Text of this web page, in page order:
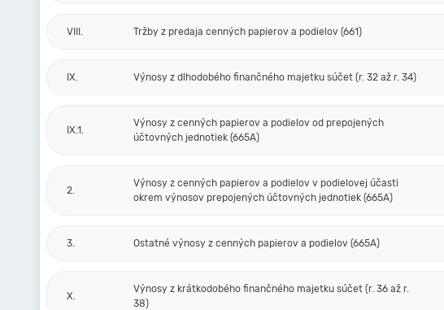
VIII. Tržby z predaja cenných papierov a podielov (661)
IX. Výnosy z dlhodobého finančného majetku súčet (r. 32 až r. 34)
IX.1.
Výnosy z cenných papierov a podielov od prepojených
účtovných jednotiek (665A)
2.
Výnosy z cenných papierov a podielov v podielovej účasti
okrem výnosov prepojených účtovných jednotiek (665A)
3. Ostatné výnosy z cenných papierov a podielov (665A)
X.
Výnosy z krátkodobého finančného majetku súčet (r. 36 až r.
38)